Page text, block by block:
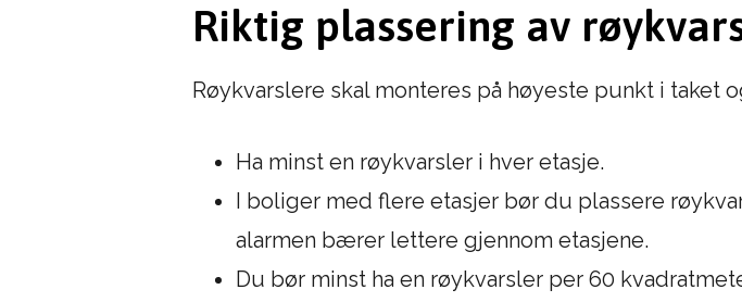
Riktig plassering av
Røykvarslere skal monteres på høyeste punkt i taket
Ha minst en røykvarsler i hver etasje.
I boliger med flere etasjer bør du plassere
alarmen bærer lettere gjennom etasjene.
Du bør minst ha en røykvarsler per 60